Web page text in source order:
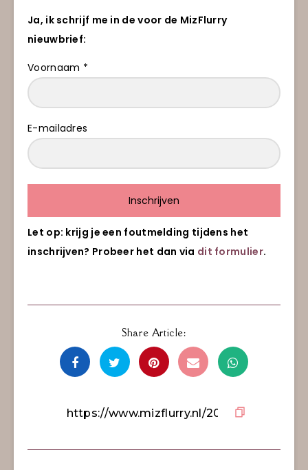
Ja, ik schrijf me in de voor de MizFlurry
nieuwbrief:
Voornaam *
E-mailadres
Inschrijven
Let op: krijg je een foutmelding tijdens het
inschrijven? Probeer het dan via dit formulier.
Share Article: